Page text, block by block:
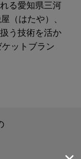
る愛知県三河
（はたや）、
う技術を活か
ットブラン